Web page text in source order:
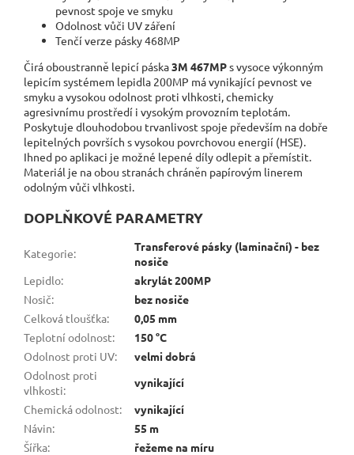
pevnost spoje ve smyku
Odolnost vůči UV záření
Tenčí verze pásky 468MP
Čirá oboustranně lepicí páska3M 467MPs vysoce výkonným
lepicím systémem lepidla 200MP má vynikající pevnost ve
smyku a vysokou odolnost proti vlhkosti, chemicky
agresivnímu prostředí i vysokým provozním teplotám.
Poskytuje dlouhodobou trvanlivost spoje především na dobře
lepitelných površích s vysokou povrchovou energií (HSE).
Ihned po aplikaci je možné lepené díly odlepit a přemístit.
Materiál je na obou stranách chráněn papírovým linerem
odolným vůči vlhkosti.
DOPLŇKOVÉ PARAMETRY
Kategorie:
Transferové pásky (laminační) - bez
nosiče
Lepidlo:
akrylát 200MP
Nosič:
bez nosiče
Celková tloušťka:
0,05 mm
Teplotní odolnost:
150 °C
Odolnost proti UV:
velmi dobrá
Odolnost proti
vlhkosti:
vynikající
Chemická odolnost:
vynikající
Návin:
55 m
Šířka: řežeme na míru